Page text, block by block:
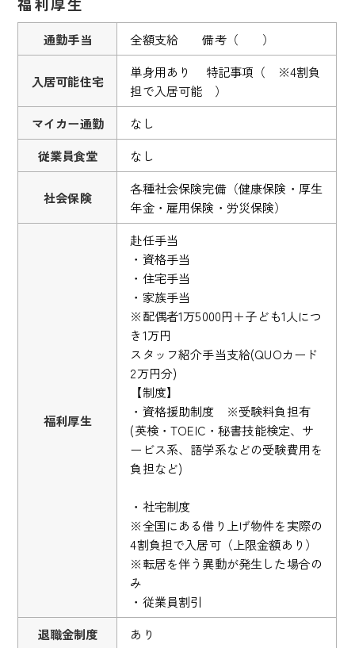
通勤手当 全額支給 備考（ ）
入居可能住宅
単身用あり 特記事項（ ※4割負
担で入居可能 ）
マイカー通勤
なし
従業員食堂
なし
社会保険
各種社会保険完備（健康保険・厚生
年金・雇用保険・労災保険）
福利厚生
赴任手当
・資格手当
・住宅手当
・家族手当
※配偶者1万5000円＋子ども1人につ
き1万円
スタッフ紹介手当支給(QUOカード
2万円分)
【制度】
・資格援助制度 ※受験料負担有
(英検・TOEIC・秘書技能検定、サ
ービス系、語学系などの受験費用を
負担など)
・社宅制度
※全国にある借り上げ物件を実際の
4割負担で入居可（上限金額あり）
※転居を伴う異動が発生した場合の
み
・従業員割引
退職金制度
あり